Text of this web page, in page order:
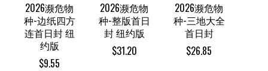
2026濒危物
种-边纸四方
连首日封 纽
约版
$9.55
2026濒危物
种-整版首日
封 纽约版
$31.20
2026濒危物
种-三地大全
首日封
$26.85